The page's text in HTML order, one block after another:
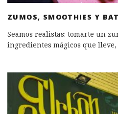
ZUMOS, SMOOTHIES Y
Seamos realistas: tomarte un
ingredientes mágicos que lleve,